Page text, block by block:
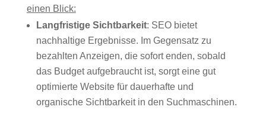
einen Blick:
Langfristige Sichtbarkeit: SEO bietet
nachhaltige Ergebnisse. Im Gegensatz zu
bezahlten Anzeigen, die sofort enden, sobald
das Budget aufgebraucht ist, sorgt eine gut
optimierte Website für dauerhafte und
organische Sichtbarkeit in den Suchmaschinen.